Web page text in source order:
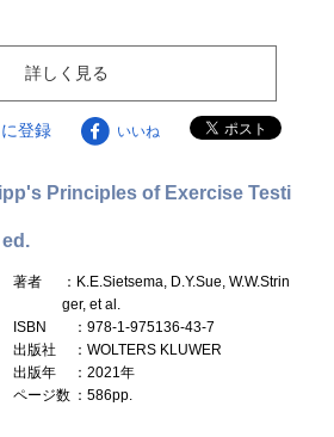
詳しく見る
登録 いいね
Principles of Exercise Testi
著者
：K.E.Sietsema, D.Y.Sue, W.W.Strin
ger, et al.
ISBN
：978-1-975136-43-7
出版社
：WOLTERS KLUWER
出版年
：2021年
ページ数 ：586pp.